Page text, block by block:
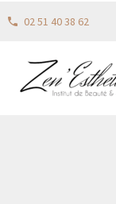
02 51 40 38 62